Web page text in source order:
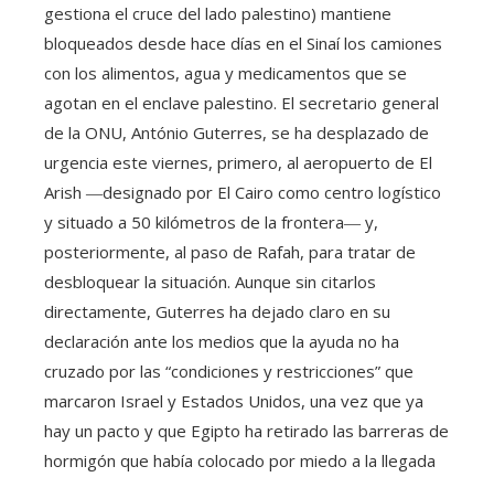
gestiona el cruce del lado palestino) mantiene
bloqueados desde hace días en el Sinaí los camiones
con los alimentos, agua y medicamentos que se
agotan en el enclave palestino. El secretario general
de la ONU, António Guterres, se ha desplazado de
urgencia este viernes, primero, al aeropuerto de El
Arish ―designado por El Cairo como centro logístico
y situado a 50 kilómetros de la frontera― y,
posteriormente, al paso de Rafah, para tratar de
desbloquear la situación. Aunque sin citarlos
directamente, Guterres ha dejado claro en su
declaración ante los medios que la ayuda no ha
cruzado por las “condiciones y restricciones” que
marcaron Israel y Estados Unidos, una vez que ya
hay un pacto y que Egipto ha retirado las barreras de
hormigón que había colocado por miedo a la llegada